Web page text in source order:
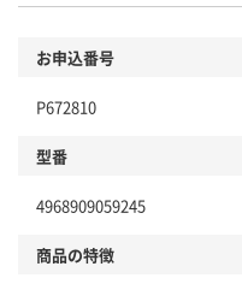
お申込番号
P672810
型番
4968909059245
商品の特徴